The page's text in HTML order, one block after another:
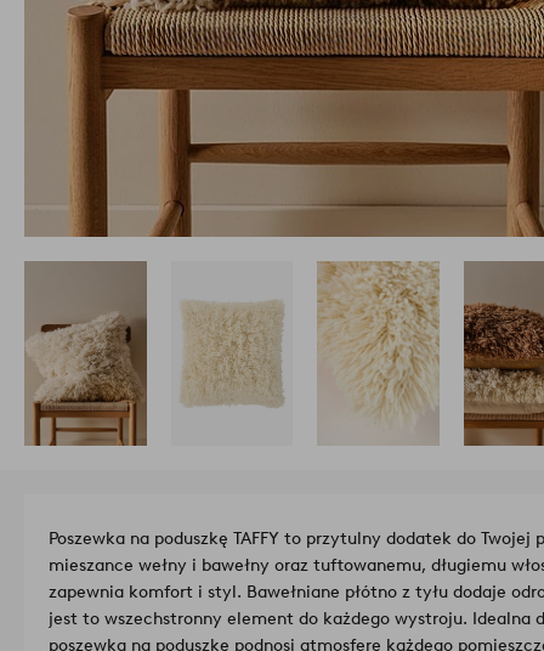
Poszewka na poduszkę TAFFY to przytulny dodatek do
mieszance wełny i bawełny oraz tuftowanemu, długiemu
zapewnia komfort i styl. Bawełniane płótno z tyłu dodaje
jest to wszechstronny element do każdego wystroju. Idealna
poszewka na poduszkę podnosi atmosferę każdego